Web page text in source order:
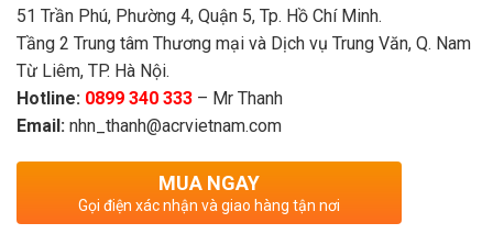
51 Trần Phú, Phường 4, Quận 5, Tp. Hồ Chí Minh.
Tầng 2 Trung tâm Thương mại và Dịch vụ Trung Văn, Q. Nam
Từ Liêm, TP. Hà Nội.
Hotline: 0899 340 333 – Mr Thanh
Email: nhn_thanh@acrvietnam.com
MUA NGAY
Gọi điện xác nhận và giao hàng tận nơi